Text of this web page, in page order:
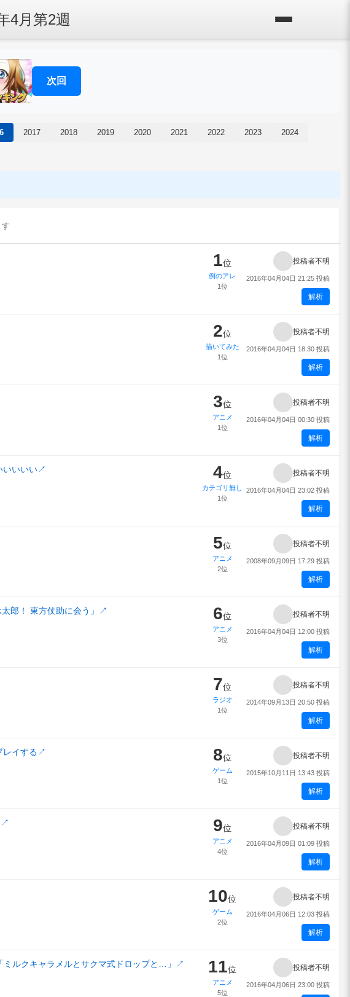
4月第2週
次回
2017 2018 2019 2020 2021 2022 2023 2024
1位
例のアレ
1位
投稿者不明
2016年04月04日 21:25 投稿
解析
2位
描いてみた
1位
投稿者不明
2016年04月04日 18:30 投稿
解析
3位
アニメ
1位
投稿者不明
2016年04月04日 00:30 投稿
解析
いいいい↗ 4位
カテゴリ無し
1位
投稿者不明
2016年04月04日 23:02 投稿
解析
5位
アニメ
2位
投稿者不明
2008年09月09日 17:29 投稿
解析
郎！ 東方仗助に会う」 ↗ 6位
アニメ
3位
投稿者不明
2016年04月04日 12:00 投稿
解析
7位
ラジオ
1位
投稿者不明
2014年09月13日 20:50 投稿
解析
レイする↗ 8位
ゲーム
1位
投稿者不明
2015年10月11日 13:43 投稿
解析
↗ 9位
アニメ
4位
投稿者不明
2016年04月09日 01:09 投稿
解析
10位
ゲーム
2位
投稿者不明
2016年04月06日 12:03 投稿
解析
ルクキャラメルとサクマ式ドロップと…」 ↗ 11位
アニメ
5位
投稿者不明
2016年04月06日 23:00 投稿